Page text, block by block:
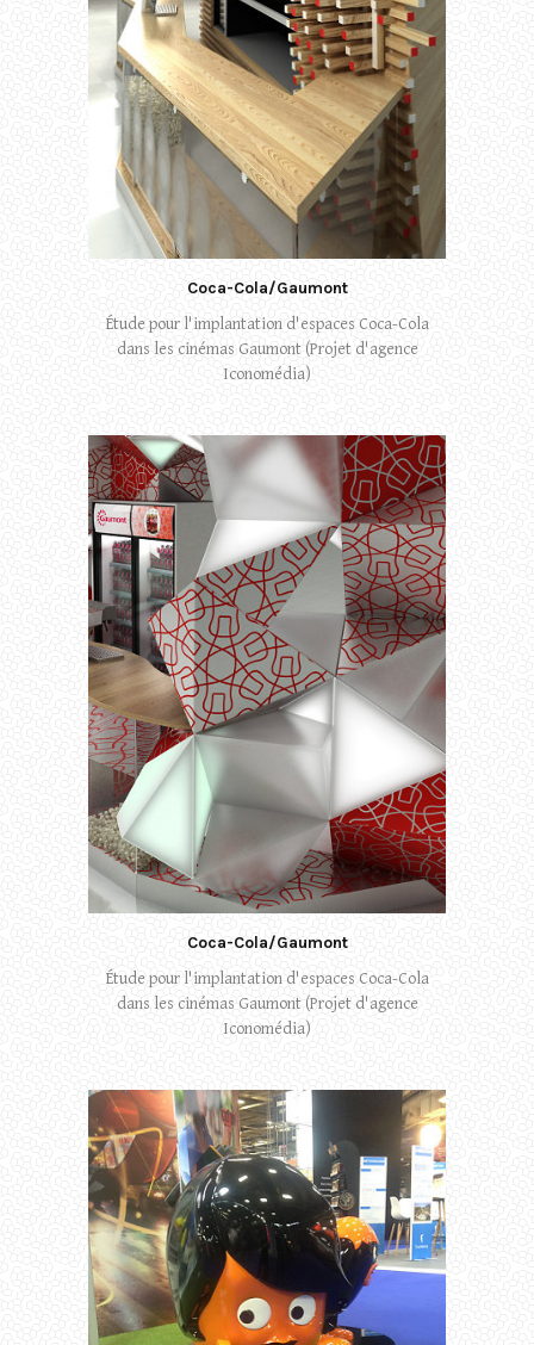
Coca-Cola/Gaumont
Étude pour l'implantation d'espaces Coca-Cola
dans les cinémas Gaumont (Projet d'agence
Iconomédia)
Coca-Cola/Gaumont
Étude pour l'implantation d'espaces Coca-Cola
dans les cinémas Gaumont (Projet d'agence
Iconomédia)